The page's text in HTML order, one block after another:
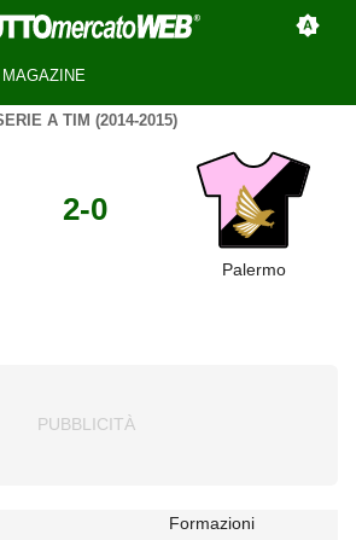
MAGAZINE
A TIM (2014-2015)
2-0
Palermo
Formazioni